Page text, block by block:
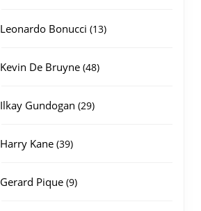
Leonardo Bonucci 1313
Kevin De Bruyne 4848
Ilkay Gundogan 2929
Harry Kane 3939
Gerard Pique 99